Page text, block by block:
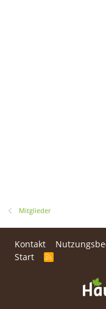
Mitglieder
Kontakt
Start
R